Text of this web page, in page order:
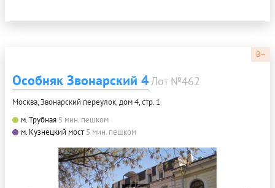
B+
Особняк Звонарский 4Лот №462
Москва, Звонарский переулок, дом 4, стр. 1
м. Трубная 5 мин. пешком
м. Кузнецкий мост 5 мин. пешком